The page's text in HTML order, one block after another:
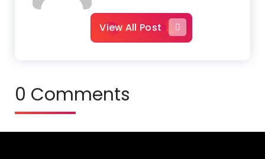
View All Post
0 Comments